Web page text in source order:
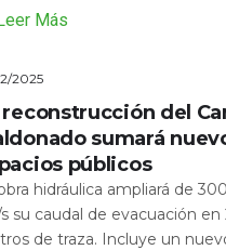
Más
2025
reconstrucción del
sumará
públicos
hidráulica ampliará de
su caudal de evacuación
de traza. Incluye un